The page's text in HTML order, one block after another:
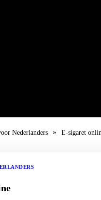
Nederlanders » E-sigaret